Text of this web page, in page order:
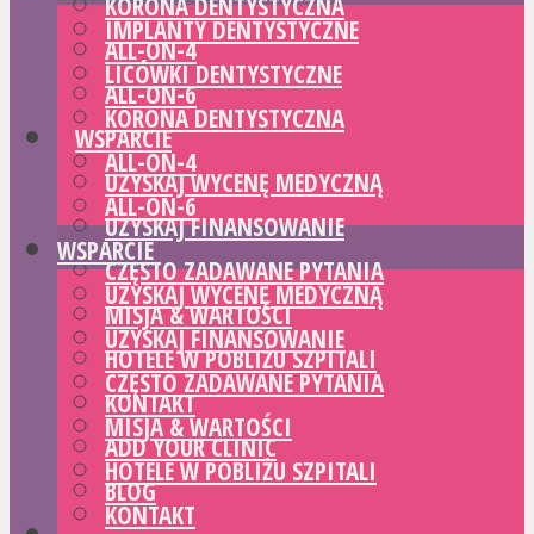
ALL-ON-4
ALL-ON-6
WSPARCIE
UZYSKAJ WYCENĘ MEDYCZNĄ
UZYSKAJ FINANSOWANIE
CZĘSTO ZADAWANE PYTANIA
MISJA & WARTOŚCI
HOTELE W POBLIŻU SZPITALI
KONTAKT
ADD YOUR CLINIC
BLOG
IMPLANTY DENTYSTYCZNE
LICÓWKI DENTYSTYCZNE
KORONA DENTYSTYCZNA
ALL-ON-4
ALL-ON-6
WSPARCIE
UZYSKAJ WYCENĘ MEDYCZNĄ
UZYSKAJ FINANSOWANIE
CZĘSTO ZADAWANE PYTANIA
MISJA & WARTOŚCI
HOTELE W POBLIŻU SZPITALI
KONTAKT